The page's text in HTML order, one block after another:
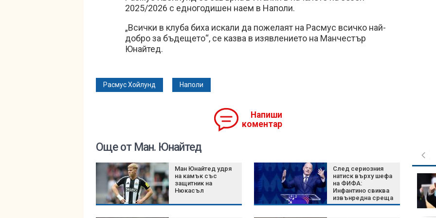
2025/2026 с едногодишен наем в Наполи.
„Всички в клуба биха искали да пожелаят на Расмус всичко най-
добро за бъдещето“, се казва в изявлението на Манчестър
Юнайтед.
Расмус Хойлунд Наполи
Напиши
коментар
Още от Ман. Юнайтед
Ман Юнайтед удря
на камък със
защитник на
Нюкасъл
След сериозния
натиск върху шефа
на ФИФА:
Инфантино свиква
извънредна среща
на върха на
Инфантино запази
подкрепата на ФИФА,
но си навлича нови
врагове